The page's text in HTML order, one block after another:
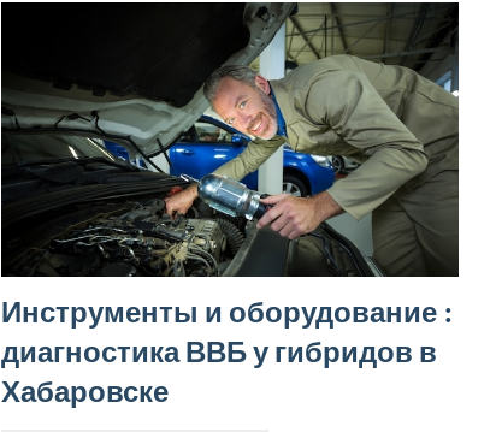
Инструменты и оборудование :
диагностика ВВБ у гибридов в
Хабаровске